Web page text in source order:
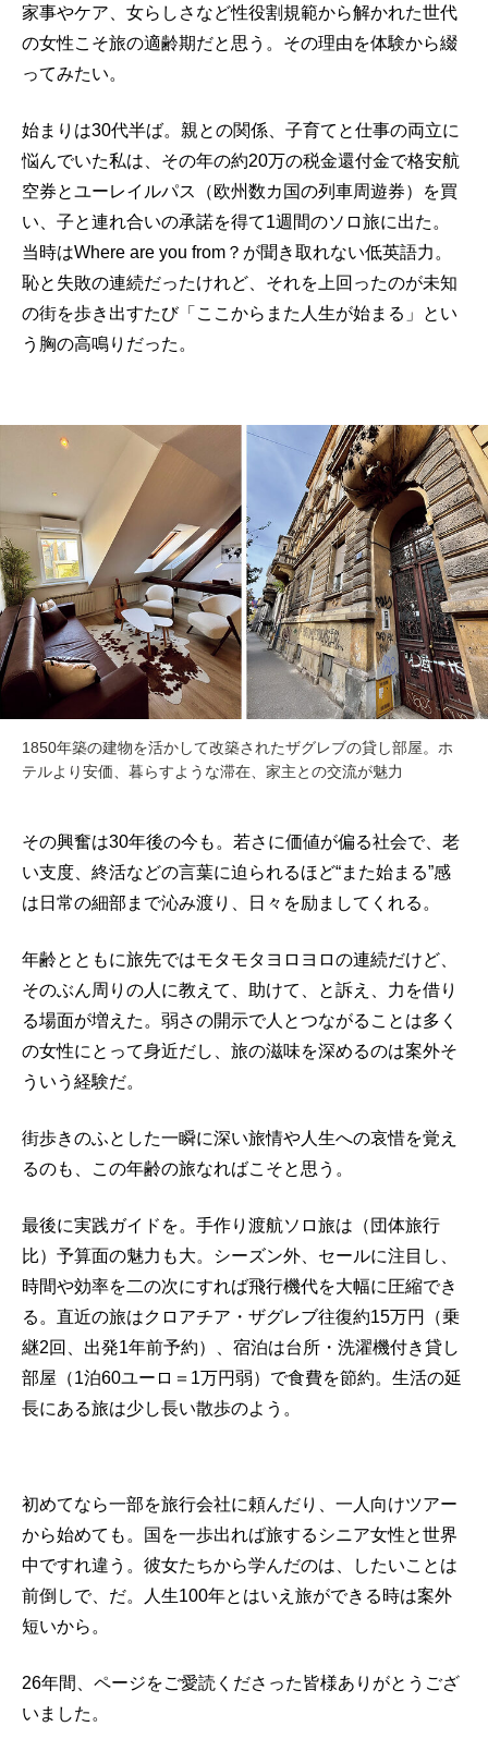
家事やケア、女らしさなど性役割規範から解かれた世代
の女性こそ旅の適齢期だと思う。その理由を体験から綴
ってみたい。
始まりは30代半ば。親との関係、子育てと仕事の両立に
悩んでいた私は、その年の約20万の税金還付金で格安航
空券とユーレイルパス（欧州数カ国の列車周遊券）を買
い、子と連れ合いの承諾を得て1週間のソロ旅に出た。
当時はWhere are you from？が聞き取れない低英語力。
恥と失敗の連続だったけれど、それを上回ったのが未知
の街を歩き出すたび「ここからまた人生が始まる」とい
う胸の高鳴りだった。
1850年築の建物を活かして改築されたザグレブの貸し部屋。ホ
テルより安価、暮らすような滞在、家主との交流が魅力
その興奮は30年後の今も。若さに価値が偏る社会で、老
い支度、終活などの言葉に迫られるほど“また始まる”感
は日常の細部まで沁み渡り、日々を励ましてくれる。
年齢とともに旅先ではモタモタヨロヨロの連続だけど、
そのぶん周りの人に教えて、助けて、と訴え、力を借り
る場面が増えた。弱さの開示で人とつながることは多く
の女性にとって身近だし、旅の滋味を深めるのは案外そ
ういう経験だ。
街歩きのふとした一瞬に深い旅情や人生への哀惜を覚え
るのも、この年齢の旅なればこそと思う。
最後に実践ガイドを。手作り渡航ソロ旅は（団体旅行
比）予算面の魅力も大。シーズン外、セールに注目し、
時間や効率を二の次にすれば飛行機代を大幅に圧縮でき
る。直近の旅はクロアチア・ザグレブ往復約15万円（乗
継2回、出発1年前予約）、宿泊は台所・洗濯機付き貸し
部屋（1泊60ユーロ＝1万円弱）で食費を節約。生活の延
長にある旅は少し長い散歩のよう。
初めてなら一部を旅行会社に頼んだり、一人向けツアー
から始めても。国を一歩出れば旅するシニア女性と世界
中ですれ違う。彼女たちから学んだのは、したいことは
前倒しで、だ。人生100年とはいえ旅ができる時は案外
短いから。
26年間、ページをご愛読くださった皆様ありがとうござ
いました。